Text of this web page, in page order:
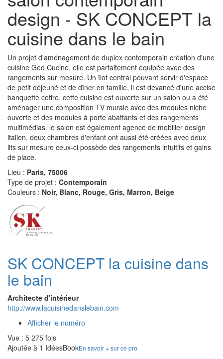
design - SK CONCEPT la
cuisine dans le bain
Un projet d'aménagement de duplex contemporain création d'une
cuisine Ged Cucine, elle est parfaitement équipée avec des
rangements sur mesure. Un îlot central pouvant servir d'espace
de petit déjeuné et de dîner en famille, il est devancé d'une accise
banquette coffre. cette cuisine est ouverte sur un salon ou a été
aménager une composition TV murale avec des modules niche
ouverte et des modules à porte abattants et des rangements
multimédias. le salon est également agencé de mobilier design
italien. deux chambres d'enfant ont aussi été créées avec deux
lits sur mesure ceux-ci possède des rangements intuitifs et gains
de place.
Lieu : Paris, 75006
Type de projet : Contemporain
Couleurs : Noir, Blanc, Rouge, Gris, Marron, Beige
SK CONCEPT la cuisine dans
le bain
Architecte d'intérieur
http://www.lacuisinedanslebain.com
Afficher le numéro
Vue : 5 275 fois
Ajoutée à 1 IdéesBookEn savoir + sur ce pro